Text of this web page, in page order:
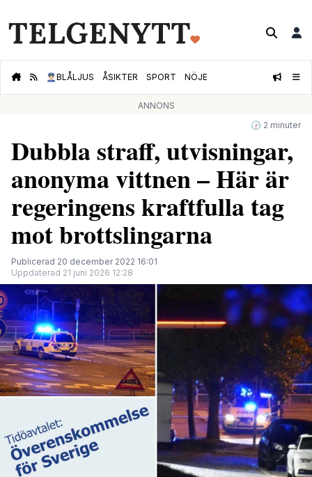
👮🏻‍♂️BLÅLJUS ÅSIKTER SPORT NÖJE
ANNONS
🕝 2 minuter
Dubbla straff, utvisningar,
anonyma vittnen – Här är
regeringens kraftfulla tag
mot brottslingarna
Publicerad 20 december 2022 16:01
Uppdaterad 21 juni 2026 12:28